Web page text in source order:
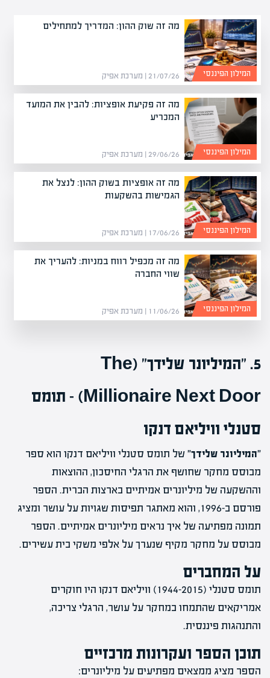
מה זה שוק ההון: המדריך למתחילים
21/07/26 | מערכת אפיק המילון הפיננסי
מה זה פקיעת אופציות: להבין את המועד
המכריע
29/06/26 | מערכת אפיק המילון הפיננסי
מה זה אופציות בשוק ההון: לנצל את
הגמישות בהשקעות
17/06/26 | מערכת אפיק המילון הפיננסי
מה זה מכפיל רווח במניות: להעריך את
שווי החברה
11/06/26 | מערכת אפיק המילון הפיננסי
5. "המיליונר שלידך" (The
Millionaire Next Door) – תומס
סטנלי וויליאם דנקו
"המיליונר שלידך"של תומס סטנלי וויליאם דנקו הוא ספר
מבוסס מחקר שחושף את הרגלי החיסכון, ההוצאות
וההשקעה של מיליונרים אמיתיים בארצות הברית. הספר
פורסם ב-1996, והוא מאתגר תפיסות שגויות על עושר ומציג
תמונה מפתיעה של איך נראים מיליונרים אמיתיים. הספר
מבוסס על מחקר מקיף שנערך על אלפי משקי בית עשירים.
על המחברים
תומס סטנלי (1944-2015)
וויליאם דנקו היו חוקרים
אמריקאים שהתמחו במחקר על עושר, הרגלי צריכה,
והתנהגות פיננסית.
תוכן הספר ועקרונות מרכזיים
הספר מציג ממצאים מפתיעים על מיליונרים: